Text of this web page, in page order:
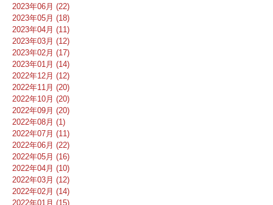
2023年06月 (22)
2023年05月 (18)
2023年04月 (11)
2023年03月 (12)
2023年02月 (17)
2023年01月 (14)
2022年12月 (12)
2022年11月 (20)
2022年10月 (20)
2022年09月 (20)
2022年08月 (1)
2022年07月 (11)
2022年06月 (22)
2022年05月 (16)
2022年04月 (10)
2022年03月 (12)
2022年02月 (14)
2022年01月 (15)